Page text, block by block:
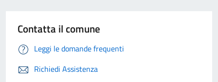
Contatta il comune
Leggi le domande frequenti
Richiedi Assistenza